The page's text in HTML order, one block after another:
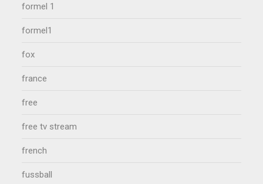
formel 1
formel1
fox
france
free
free tv stream
french
fussball